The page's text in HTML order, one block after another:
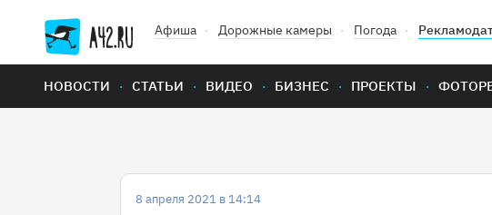
Афиша Дорожные камеры Погода
НОВОСТИ СТАТЬИ ВИДЕО БИЗНЕС ПРОЕКТЫ
8 апреля 2021 в 14:14